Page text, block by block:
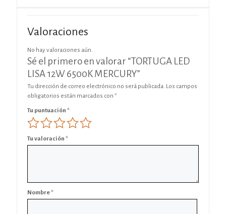
Valoraciones
No hay valoraciones aún.
Sé el primero en valorar “TORTUGA LED
LISA 12W 6500K MERCURY”
Tu dirección de correo electrónico no será publicada. Los campos
obligatorios están marcados con *
Tu puntuación *
Tu valoración *
Nombre*